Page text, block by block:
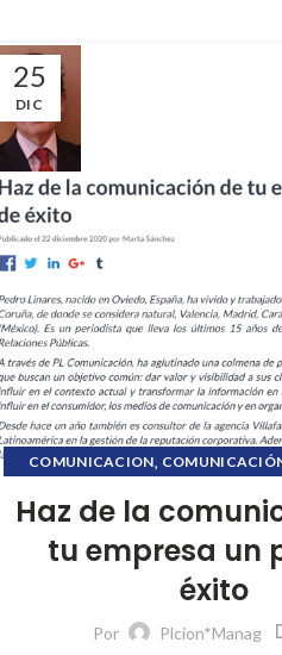
25
DIC
COMUNICACION,
ETHICCSMATTER ,
FORMACION ONLINE ,
INFORMACIÓN FINANCIERA
PUBLIC RELATIONS,
Haz de la
tu empresa un
éxito
Por Plcion*Manag